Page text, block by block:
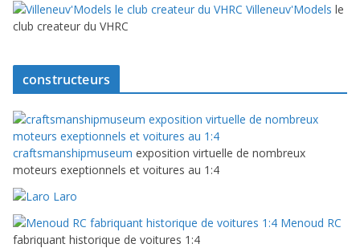
Villeneuv'Models le
club createur du VHRC
constructeurs
craftsmanshipmuseum exposition virtuelle de nombreux
moteurs exeptionnels et voitures au 1:4
Laro
Menoud RC
fabriquant historique de voitures 1:4